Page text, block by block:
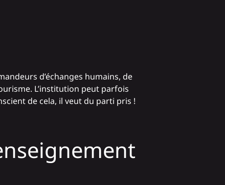
d’échanges humains, de
L’institution peut parfois
de cela, il veut du parti pris !